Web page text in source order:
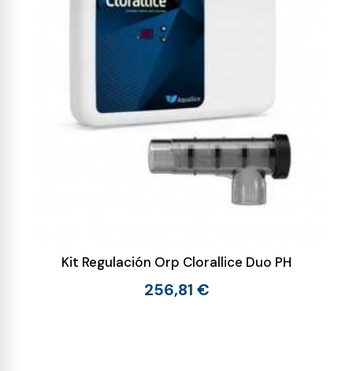
Kit Regulación Orp Clorallice Duo PH
256,81 €